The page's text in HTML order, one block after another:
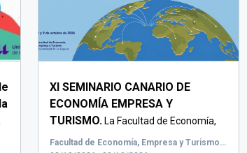
XI SEMINARIO CANARIO DE
ECONOMÍA EMPRESA Y
TURISMO. La Facultad de Economía,
Empresa y Turismo de la Un...
Facultad de Economía, Empresa y Turismo. Universidad de La Laguna